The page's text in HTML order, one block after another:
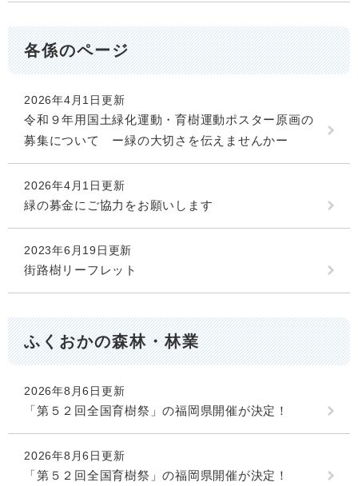
各係のページ
2026年4月1日更新
令和９年用国土緑化運動・育樹運動ポスター原画の
募集について ー緑の大切さを伝えませんかー
2026年4月1日更新
緑の募金にご協力をお願いします
2023年6月19日更新
街路樹リーフレット
ふくおかの森林・林業
2026年8月6日更新
「第５２回全国育樹祭」の福岡県開催が決定！
2026年8月6日更新
「第５２回全国育樹祭」の福岡県開催が決定！